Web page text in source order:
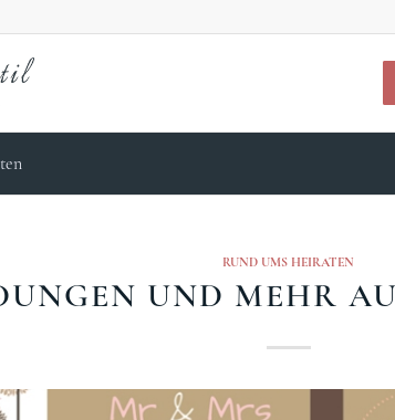
RUND UMS HEIRATEN
UND MEHR